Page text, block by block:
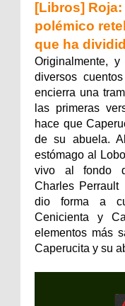
[Libros] Roja:
polémico
que ha
Originalmente,
diversos
encierra una
las primeras
hace que
de su abuela.
estómago al
vivo al fondo
Charles Perrault
dio forma a
Cenicienta y
elementos más
Caperucita y su